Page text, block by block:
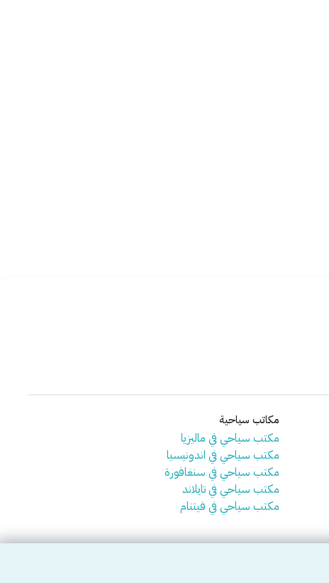
مكاتب سياحية
مكتب سياحي في ماليزيا
مكتب سياحي في اندونيسيا
مكتب سياحي في سنغافورة
مكتب سياحي في تايلاند
مكتب سياحي في فيتنام